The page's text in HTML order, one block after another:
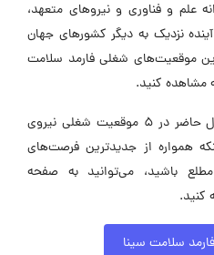
علم و فناوری و نیروهای متعهد،
نزدیک به دیگر کشورهای جهان
موقعیت‌های شغلی فارمد سلامت
مشاهده کنید.
فارمد سلامت سینا در حال حاضر در ۵ موقعیت شغلی نیروی
همواره از جدیدترین فرصت‌های
باشید، می‌توانید به صفحه
کنید.
سلامت سینا